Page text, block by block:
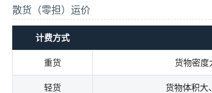
散货（零担）运价
计费方式
重货 货物密度
轻货 货物体积大